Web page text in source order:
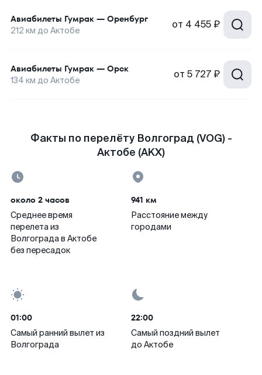
Авиабилеты Гумрак — Оренбург
212 км до Актобе от 4 455 ₽
Авиабилеты Гумрак — Орск
134 км до Актобе от 5 727 ₽
Факты по перелёту Волгоград (VOG) -
Актобе (AKX)
около 2 часов
Среднее время
перелета из
Волгограда в Актобе
без пересадок
941 км
Расстояние между
городами
01:00
Самый ранний вылет из
Волгограда
22:00
Самый поздний вылет
до Актобе